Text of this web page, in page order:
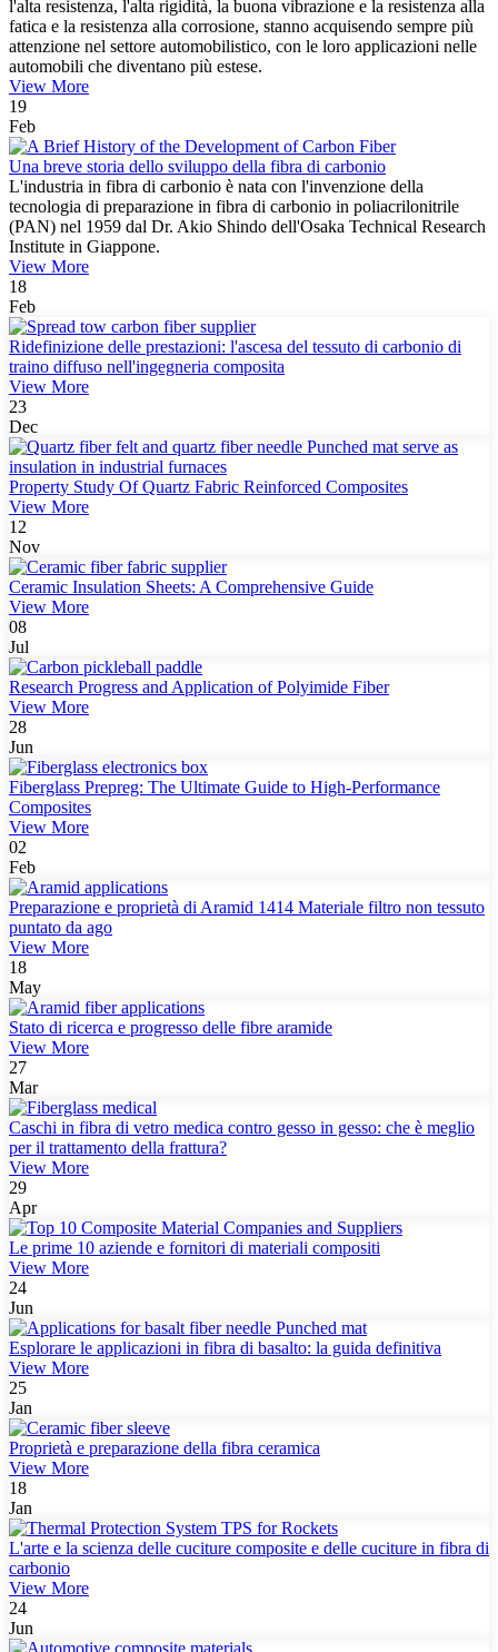
l'alta resistenza, l'alta rigidità, la buona vibrazione e la resistenza alla
fatica e la resistenza alla corrosione, stanno acquisendo sempre più
attenzione nel settore automobilistico, con le loro applicazioni nelle
automobili che diventano più estese.
View More
19
Feb
Una breve storia dello sviluppo della fibra di carbonio
L'industria in fibra di carbonio è nata con l'invenzione della
tecnologia di preparazione in fibra di carbonio in poliacrilonitrile
(PAN) nel 1959 dal Dr. Akio Shindo dell'Osaka Technical Research
Institute in Giappone.
View More
18
Feb
Ridefinizione delle prestazioni: l'ascesa del tessuto di carbonio di
traino diffuso nell'ingegneria composita
View More
23
Dec
Property Study Of Quartz Fabric Reinforced Composites
View More
12
Nov
Ceramic Insulation Sheets: A Comprehensive Guide
View More
08
Jul
Research Progress and Application of Polyimide Fiber
View More
28
Jun
Fiberglass Prepreg: The Ultimate Guide to High-Performance
Composites
View More
02
Feb
Preparazione e proprietà di Aramid 1414 Materiale filtro non tessuto
puntato da ago
View More
18
May
Stato di ricerca e progresso delle fibre aramide
View More
27
Mar
Caschi in fibra di vetro medica contro gesso in gesso: che è meglio
per il trattamento della frattura?
View More
29
Apr
Le prime 10 aziende e fornitori di materiali compositi
View More
24
Jun
Esplorare le applicazioni in fibra di basalto: la guida definitiva
View More
25
Jan
Proprietà e preparazione della fibra ceramica
View More
18
Jan
L'arte e la scienza delle cuciture composite e delle cuciture in fibra di
carbonio
View More
24
Jun